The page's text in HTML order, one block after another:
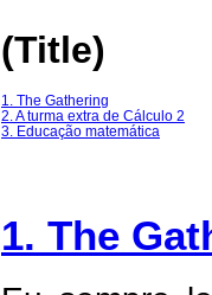
(Title)
1. The Gathering
2. A turma extra de Cálculo 2
3. Educação matemática
1. The